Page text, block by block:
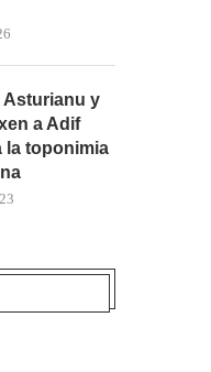
Asturianu y
a Adif
la toponimia